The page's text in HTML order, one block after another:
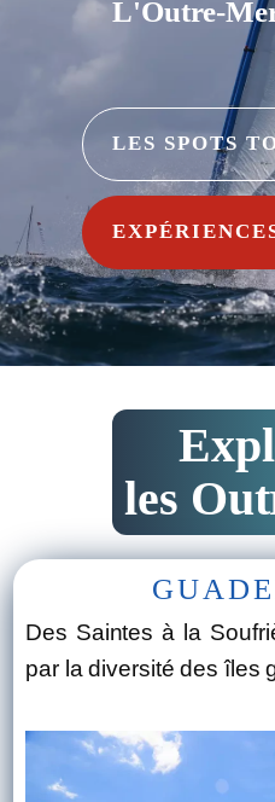
L'Outre-
LES SPOTS
les
Des Saintes à la
par la diversité des îles